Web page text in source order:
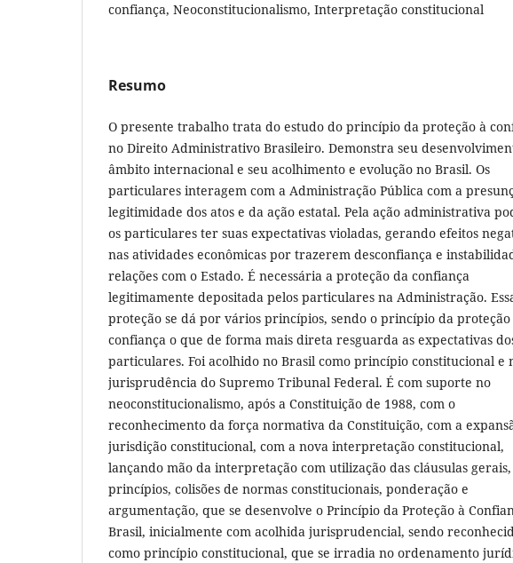
confiança, Neoconstitucionalismo, Interpretação constitucional
Resumo
O presente trabalho trata do estudo do princípio da proteção à
no Direito Administrativo Brasileiro. Demonstra seu
âmbito internacional e seu acolhimento e evolução no Brasil. Os
particulares interagem com a Administração Pública com a
legitimidade dos atos e da ação estatal. Pela ação administrativa
os particulares ter suas expectativas violadas, gerando efeitos
nas atividades econômicas por trazerem desconfiança e
relações com o Estado. É necessária a proteção da confiança
legitimamente depositada pelos particulares na Administração.
proteção se dá por vários princípios, sendo o princípio da proteção
confiança o que de forma mais direta resguarda as expectativas
particulares. Foi acolhido no Brasil como princípio constitucional e
jurisprudência do Supremo Tribunal Federal. É com suporte no
neoconstitucionalismo, após a Constituição de 1988, com o
reconhecimento da força normativa da Constituição, com a
jurisdição constitucional, com a nova interpretação constitucional,
lançando mão da interpretação com utilização das cláusulas gerais,
princípios, colisões de normas constitucionais, ponderação e
argumentação, que se desenvolve o Princípio da Proteção à
Brasil, inicialmente com acolhida jurisprudencial, sendo
como princípio constitucional, que se irradia no ordenamento